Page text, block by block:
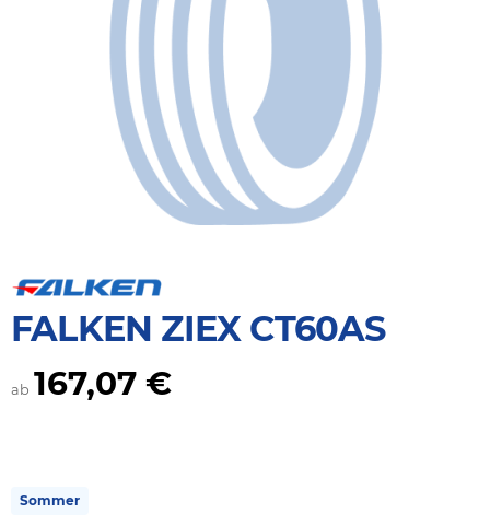
FALKEN ZIEX CT60AS
ab 167,07 €
Sommer